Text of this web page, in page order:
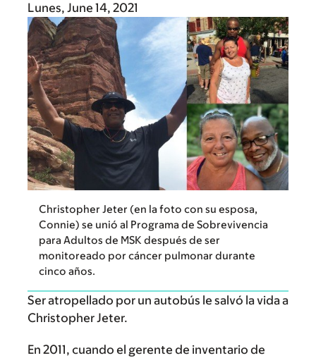
Lunes, June 14, 2021
Christopher Jeter (en la foto con su esposa,
Connie) se unió al Programa de Sobrevivencia
para Adultos de MSK después de ser
monitoreado por cáncer pulmonar durante
cinco años.
Ser atropellado por un autobús le salvó la vida a
Christopher Jeter.
En 2011, cuando el gerente de inventario de